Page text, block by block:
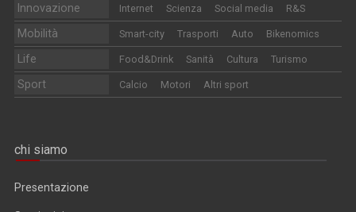
Innovazione Internet Scienza Social media R&S
Mobilità Smart-city Trasporti Auto Bikenomics
Life Food&Drink Sanità Cultura Turismo
Sport Calcio Motori Altri sport
chi siamo
Presentazione